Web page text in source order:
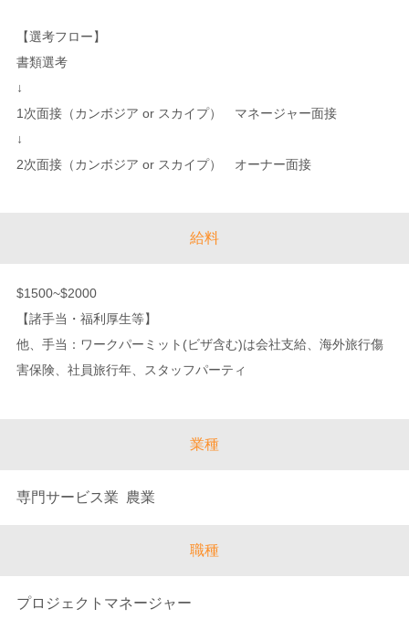
【選考フロー】
書類選考
↓
1次面接（カンボジア or スカイプ） マネージャー面接
↓
2次面接（カンボジア or スカイプ） オーナー面接
給料
$1500~$2000
【諸手当・福利厚生等】
他、手当：ワークパーミット(ビザ含む)は会社支給、海外旅行傷
害保険、社員旅行年、スタッフパーティ
業種
専門サービス業 農業
職種
プロジェクトマネージャー